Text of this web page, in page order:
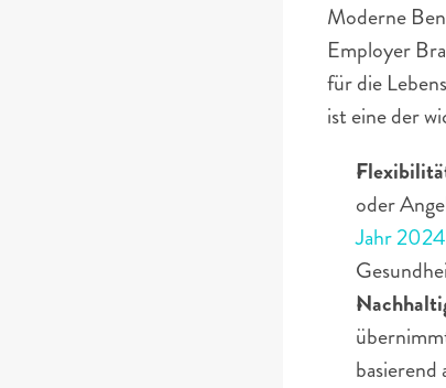
Moderne
Employer
für die
ist eine der
oder
Jahr